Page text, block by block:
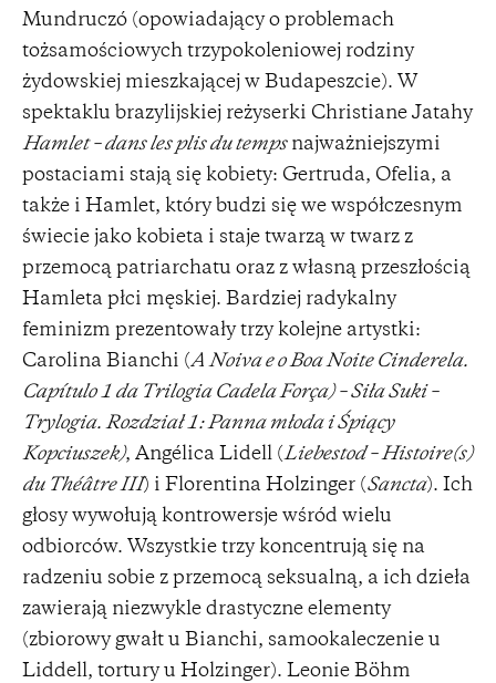
Mundruczó (opowiadający o problemach
tożsamościowych trzypokoleniowej rodziny
żydowskiej mieszkającej w Budapeszcie). W
spektaklu brazylijskiej reżyserki Christiane Jatahy
Hamlet – dans les plis du tempsnajważniejszymi
postaciami stają się kobiety: Gertruda, Ofelia, a
także i Hamlet, który budzi się we współczesnym
świecie jako kobieta i staje twarzą w twarz z
przemocą patriarchatu oraz z własną przeszłością
Hamleta płci męskiej. Bardziej radykalny
feminizm prezentowały trzy kolejne artystki:
Carolina Bianchi (A Noiva e o Boa Noite Cinderela.
Capítulo 1 da Trilogia Cadela Força) – Siła Suki –
Trylogia. Rozdział 1: Panna młoda i Śpiący
Kopciuszek), Angélica Lidell (Liebestod – Histoire(s)
du Théâtre III) i Florentina Holzinger (Sancta). Ich
głosy wywołują kontrowersje wśród wielu
odbiorców. Wszystkie trzy koncentrują się na
radzeniu sobie z przemocą seksualną, a ich dzieła
zawierają niezwykle drastyczne elementy
(zbiorowy gwałt u Bianchi, samookaleczenie u
Liddell, tortury u Holzinger). Leonie Böhm